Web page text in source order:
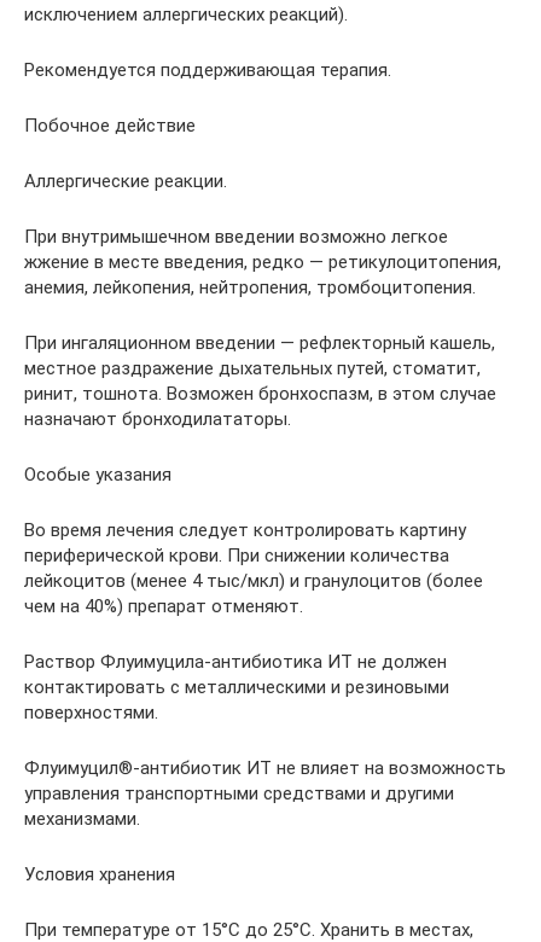
исключением аллергических реакций).
Рекомендуется поддерживающая терапия.
Побочное действие
Аллергические реакции.
При внутримышечном введении возможно легкое
жжение в месте введения, редко — ретикулоцитопения,
анемия, лейкопения, нейтропения, тромбоцитопения.
При ингаляционном введении — рефлекторный кашель,
местное раздражение дыхательных путей, стоматит,
ринит, тошнота. Возможен бронхоспазм, в этом случае
назначают бронходилататоры.
Особые указания
Во время лечения следует контролировать картину
периферической крови. При снижении количества
лейкоцитов (менее 4 тыс/мкл) и гранулоцитов (более
чем на 40%) препарат отменяют.
Раствор Флуимуцила-антибиотика ИТ не должен
контактировать с металлическими и резиновыми
поверхностями.
Флуимуцил®-антибиотик ИТ не влияет на возможность
управления транспортными средствами и другими
механизмами.
Условия хранения
При температуре от 15°С до 25°С. Хранить в местах,